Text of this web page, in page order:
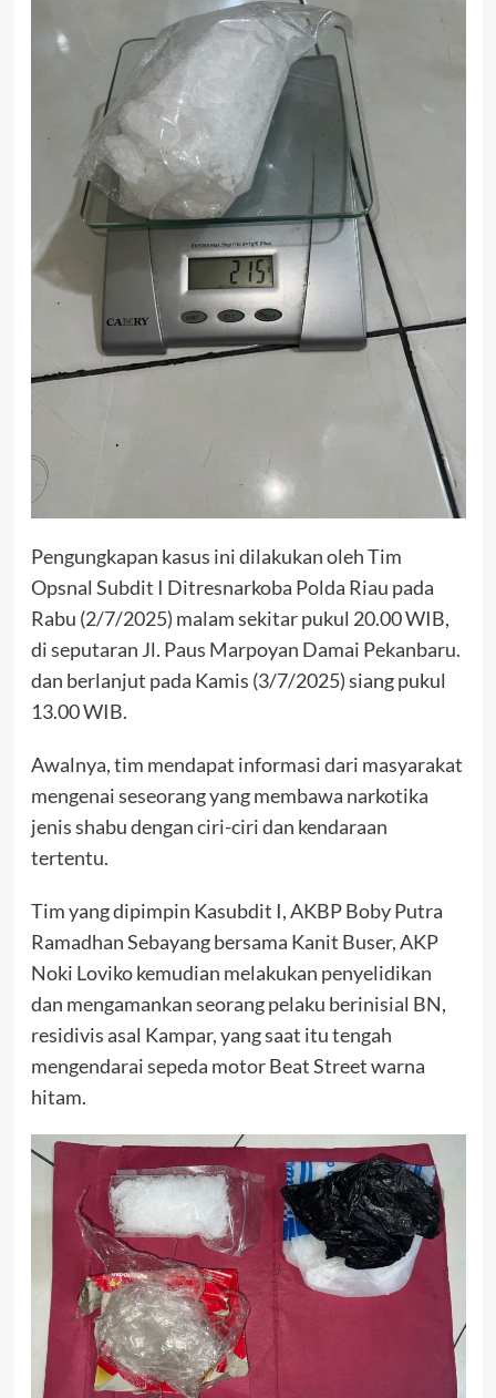
Pengungkapan kasus ini dilakukan oleh Tim
Opsnal Subdit I Ditresnarkoba Polda Riau pada
Rabu (2/7/2025) malam sekitar pukul 20.00 WIB,
di seputaran Jl. Paus Marpoyan Damai Pekanbaru.
dan berlanjut pada Kamis (3/7/2025) siang pukul
13.00 WIB.
Awalnya, tim mendapat informasi dari masyarakat
mengenai seseorang yang membawa narkotika
jenis shabu dengan ciri-ciri dan kendaraan
tertentu.
Tim yang dipimpin Kasubdit I, AKBP Boby Putra
Ramadhan Sebayang bersama Kanit Buser, AKP
Noki Loviko kemudian melakukan penyelidikan
dan mengamankan seorang pelaku berinisial BN,
residivis asal Kampar, yang saat itu tengah
mengendarai sepeda motor Beat Street warna
hitam.